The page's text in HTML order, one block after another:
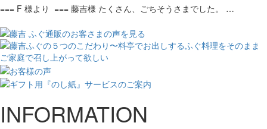
=== F 様より === 藤吉様 たくさん、ごちそうさまでした。 …
INFORMATION